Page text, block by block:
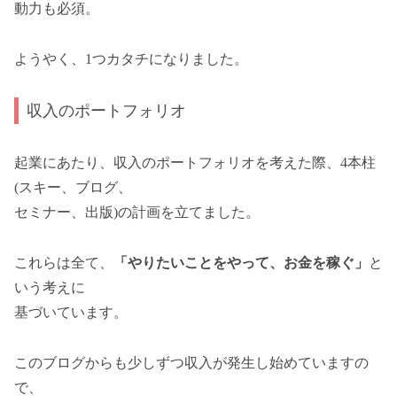
動力も必須。
ようやく、1つカタチになりました。
収入のポートフォリオ
起業にあたり、収入のポートフォリオを考えた際、4本柱
(スキー、ブログ、
セミナー、出版)の計画を立てました。
これらは全て、 「やりたいことをやって、お金を稼ぐ」
と
いう考えに
基づいています。
このブログからも少しずつ収入が発生し始めていますの
で、